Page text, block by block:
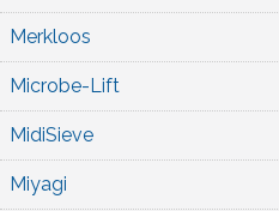
Merkloos
Microbe-Lift
MidiSieve
Miyagi